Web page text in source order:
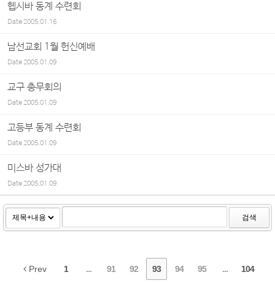
헵시바 동계 수련회
Date2005.01.16
남선교회 1월 헌신예배
Date2005.01.09
교구 총무회의
Date2005.01.09
고등부 동계 수련회
Date2005.01.09
미스바 성가대
Date2005.01.09
검색
Prev 1 ... 91 92 93 94 95 ... 104